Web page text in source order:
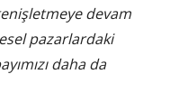
devam
pazarlardaki
daha da